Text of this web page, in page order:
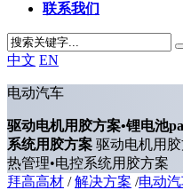
联系我们
中文 EN
电动汽车
驱动电机用胶方案•锂电池
系统用胶方案 驱动电机用胶
热管理•电控系统用胶方案
拜高高材 / 解决方案 /电动